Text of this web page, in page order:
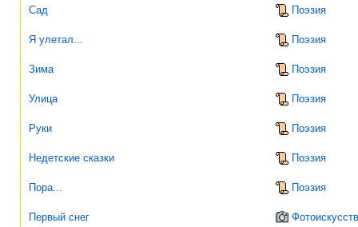
Сад Поэзия
Я улетал... Поэзия
Зима Поэзия
Улица Поэзия
Руки Поэзия
Недетские сказки Поэзия
Пора... Поэзия
Первый снег